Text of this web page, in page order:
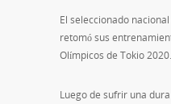
El seleccionado nacional
retomó sus
Olímpicos de Tokio 2020.
Luego de sufrir una